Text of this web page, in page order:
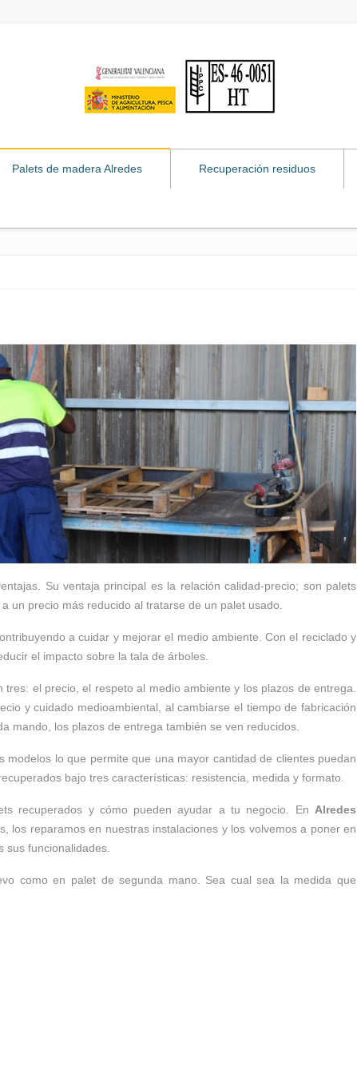
Palets de madera Alredes Recuperación residuos
Su ventaja principal es la relación calidad-precio; son palets
un precio más reducido al tratarse de un palet usado.
a cuidar y mejorar el medio ambiente. Con el reciclado y
el impacto sobre la tala de árboles.
el precio, el respeto al medio ambiente y los plazos de entrega.
y cuidado medioambiental, al cambiarse el tiempo de fabricación
mando, los plazos de entrega también se ven reducidos.
modelos lo que permite que una mayor cantidad de clientes puedan
bajo tres características: resistencia, medida y formato.
recuperados y cómo pueden ayudar a tu negocio. En Alredes
los reparamos en nuestras instalaciones y los volvemos a poner en
sus funcionalidades.
como en palet de segunda mano. Sea cual sea la medida que